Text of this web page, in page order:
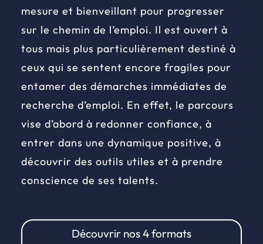
mesure et bienveillant pour progresser
sur le chemin de l’emploi. Il est ouvert à
tous mais plus particulièrement destiné à
ceux qui se sentent encore fragiles pour
entamer des démarches immédiates de
recherche d’emploi. En effet, le parcours
vise d’abord à redonner confiance, à
entrer dans une dynamique positive, à
découvrir des outils utiles et à prendre
conscience de ses talents.
Découvrir nos 4 formats